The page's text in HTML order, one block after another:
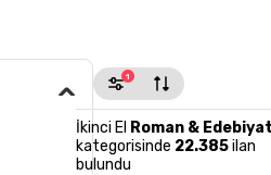
1
İkinci El Roman &
kategorisinde 22.385ilan
bulundu